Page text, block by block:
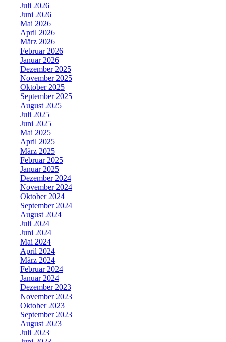
Juli 2026
Juni 2026
Mai 2026
April 2026
März 2026
Februar 2026
Januar 2026
Dezember 2025
November 2025
Oktober 2025
September 2025
August 2025
Juli 2025
Juni 2025
Mai 2025
April 2025
März 2025
Februar 2025
Januar 2025
Dezember 2024
November 2024
Oktober 2024
September 2024
August 2024
Juli 2024
Juni 2024
Mai 2024
April 2024
März 2024
Februar 2024
Januar 2024
Dezember 2023
November 2023
Oktober 2023
September 2023
August 2023
Juli 2023